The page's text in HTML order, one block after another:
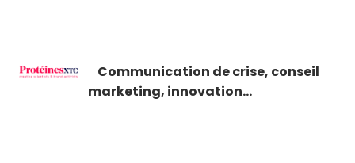
Communication de crise, conseil
marketing, innovation...